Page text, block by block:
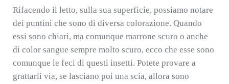
Rifacendo il letto, sulla sua superficie, possiamo notare
dei puntini che sono di diversa colorazione. Quando
essi sono chiari, ma comunque marrone scuro o anche
di color sangue sempre molto scuro, ecco che esse sono
comunque le feci di questi insetti. Potete provare a
grattarli via, se lasciano poi una scia, allora sono